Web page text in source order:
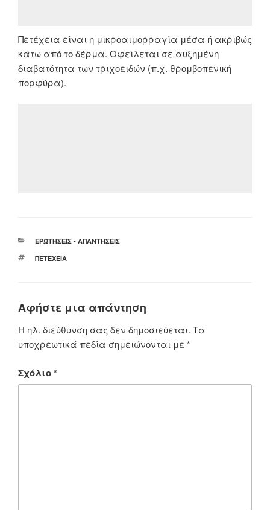
Πετέχεια είναι η μικροαιμορραγία μέσα ή ακριβώς
κάτω από το δέρμα. Οφείλεται σε αυξημένη
διαβατότητα των τριχοειδών (π.χ. θρομβοπενική
πορφύρα).
ΚΑΤΗΓΟΡΊΕΣ
ΕΡΩΤΉΣΕΙΣ - ΑΠΑΝΤΉΣΕΙΣ
ΕΤΙΚΈΤΕΣ
ΠΕΤΈΧΕΙΑ
Αφήστε μια απάντηση
Η ηλ. διεύθυνση σας δεν δημοσιεύεται. Τα
υποχρεωτικά πεδία σημειώνονται με *
Σχόλιο*